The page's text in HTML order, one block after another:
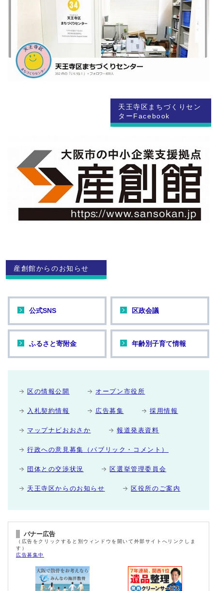
天王寺区まちづくりセン
ターFacebook
産創館からのお知らせ
公式SNS 区政会議
ふるさと寄附金 年齢別子育て情報
区の情報公開 オープン市役所
入札契約情報 広告募集 採用情報
マップナビおおさか 報道発表資料
行政への意見募集（パブリック・コメント）
団体との交渉状況 区選挙管理委員会
天王寺区からのお知らせ 区役所のご案内
バナー広告
（広告をクリックすると別ウィンドウを開いて外部サイトへリンクしま
す）
広告募集中